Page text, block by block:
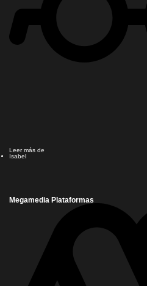
Leer más de
Isabel
Megamedia Plataformas